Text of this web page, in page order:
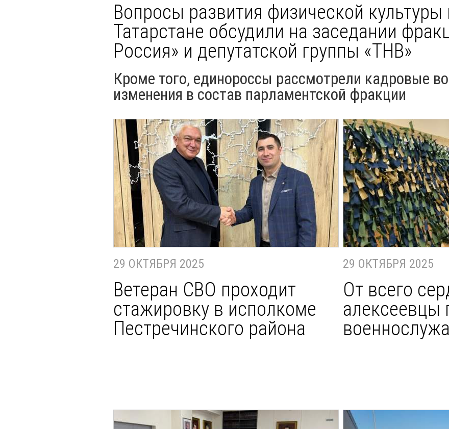
Вопросы развития физической культуры
Татарстане обсудили на заседании
Россия» и депутатской группы «ТНВ»
Кроме того, единороссы рассмотрели кадровые
изменения в состав парламентской фракции
29 ОКТЯБРЯ 2025
Ветеран СВО проходит
стажировку в исполкоме
Пестречинского района
29 ОКТЯБРЯ 2025
От всего